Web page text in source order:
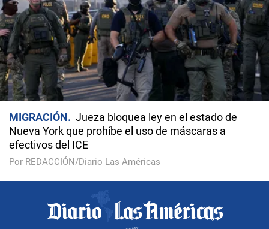
MIGRACIÓN
Jueza bloquea ley en el estado de
Nueva York que prohíbe el uso de máscaras a
efectivos del ICE
Por REDACCIÓN/Diario Las Américas